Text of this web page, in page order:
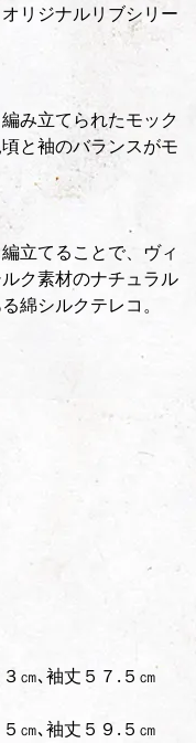
リジナルリブシリー
み立てられたモック
と袖のバランスがモ
立てることで、ヴィ
ク素材のナチュラル
綿シルクテレコ。
㎝､袖丈５７.５㎝
㎝､袖丈５９.５㎝